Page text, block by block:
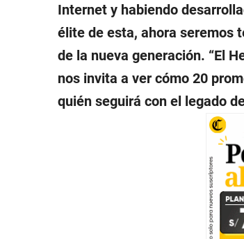
Internet y habiendo
élite de esta, ahora seremos
de la nueva generación. “El
nos invita a ver cómo 20
quién seguirá con el legado